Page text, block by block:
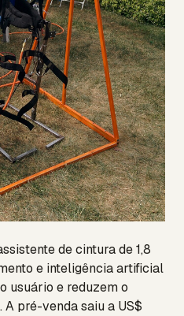
de cintura de 1,8
e inteligência artificial
usuário e reduzem o
pré-venda saiu a US$